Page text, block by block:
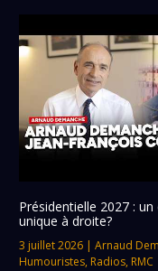
Présidentielle 2027 :
unique à droite?
3 juillet 2026| Arnaud
Humouristes, Radios, RMC